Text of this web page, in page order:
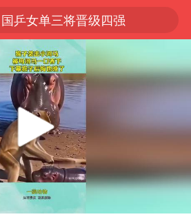
国乒女单三将晋级四强
光影经济撬动暑期消费新蓝海
陈思诚零点晒照为佟丽娅庆生
马克·艾伦退出斯诺克中国公开赛
郑丽文：台湾从来没有“独立”过
情侣平潭拍日出坠崖1死1伤